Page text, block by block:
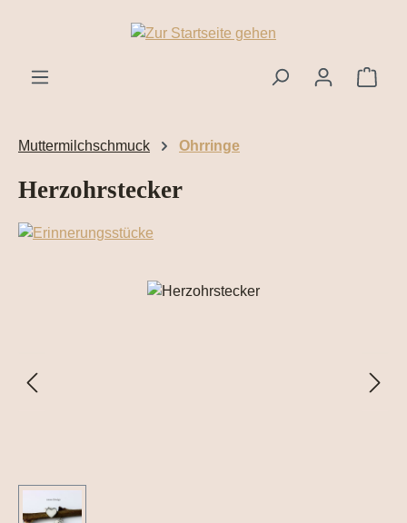
Zum Hauptinhalt springen
Muttermilchschmuck Ohrringe
Herzohrstecker
Bildergalerie überspringen